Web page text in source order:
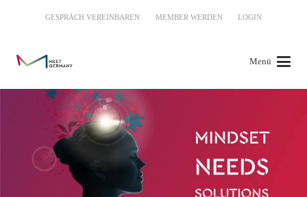
GESPRÄCH VEREINBAREN MEMBER WERDEN LOGIN
Menü